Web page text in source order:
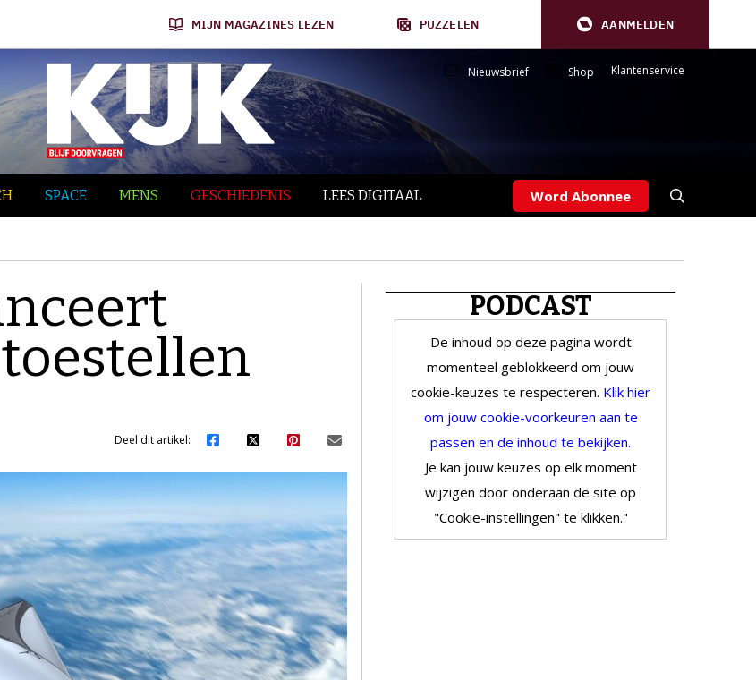
MIJN MAGAZINES LEZEN PUZZELEN AANMELDEN
Nieuwsbrief Shop Klantenservice
SPACE MENS GESCHIEDENIS LEES DIGITAAL Word Abonnee
Deel dit artikel:
PODCAST
De inhoud op deze pagina wordt
momenteel geblokkeerd om jouw
cookie-keuzes te respecteren. Klik hier
om jouw cookie-voorkeuren aan te
passen en de inhoud te bekijken.
Je kan jouw keuzes op elk moment
wijzigen door onderaan de site op
"Cookie-instellingen" te klikken."